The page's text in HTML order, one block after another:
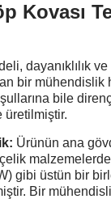
Kovası
dayanıklılık
bir mühendislik
bile
üretilmiştir.
Ürünün ana
gibi üstün bir
Bir